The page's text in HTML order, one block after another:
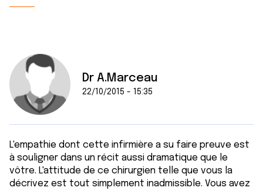
Dr A.Marceau
22/10/2015 - 15:35
L'empathie dont cette infirmière a su faire preuve est
à souligner dans un récit aussi dramatique que le
vôtre. L'attitude de ce chirurgien telle que vous la
décrivez est tout simplement inadmissible. Vous avez